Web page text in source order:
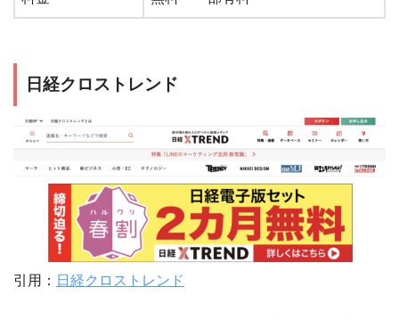
日経クロストレンド
引用： 日経クロストレンド